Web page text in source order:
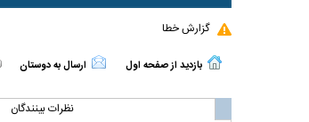
گزارش خطا
بازدید از صفحه اول ارسال به دوستان
نظرات بینندگان